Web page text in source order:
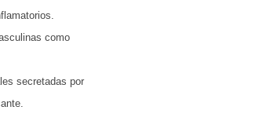
como
secretadas por